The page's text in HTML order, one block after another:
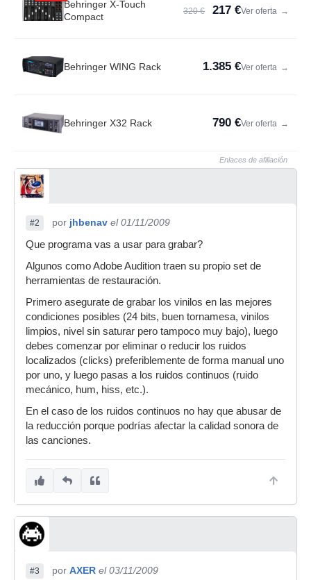
Behringer X-Touch
Compact
320 € 217 €Ver oferta →
Behringer WING Rack 1.385 €Ver oferta →
Behringer X32 Rack 790 €Ver oferta →
Enlaces de afiliación
#2 por jhbenav el 01/11/2009
Que programa vas a usar para grabar?
Algunos como Adobe Audition traen su propio set de
herramientas de restauración.
Primero asegurate de grabar los vinilos en las mejores
condiciones posibles (24 bits, buen tornamesa, vinilos
limpios, nivel sin saturar pero tampoco muy bajo), luego
debes comenzar por eliminar o reducir los ruidos
localizados (clicks) preferiblemente de forma manual uno
por uno, y luego pasas a los ruidos continuos (ruido
mecánico, hum, hiss, etc.).
En el caso de los ruidos continuos no hay que abusar de
la reducción porque podrías afectar la calidad sonora de
las canciones.
#3 por AXER el 03/11/2009